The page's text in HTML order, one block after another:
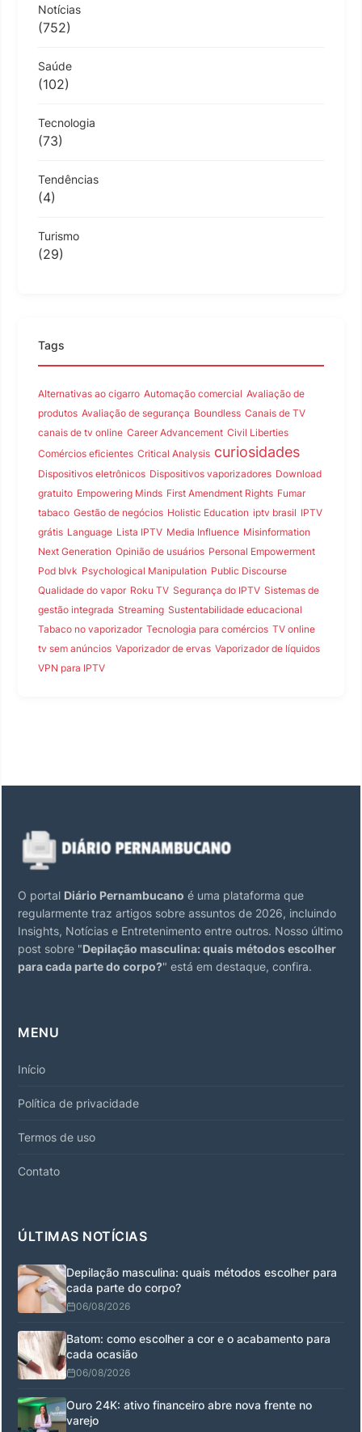
Notícias
(752)
Saúde
(102)
Tecnologia
(73)
Tendências
(4)
Turismo
(29)
Tags
Alternativas ao cigarro Automação comercial Avaliação de
produtos Avaliação de segurança Boundless Canais de TV
canais de tv online Career Advancement Civil Liberties
Comércios eficientes Critical Analysis curiosidades
Dispositivos eletrônicos Dispositivos vaporizadores Download
gratuito Empowering Minds First Amendment Rights Fumar
tabaco Gestão de negócios Holistic Education iptv brasil IPTV
grátis Language Lista IPTV Media Influence Misinformation
Next Generation Opinião de usuários Personal Empowerment
Pod blvk Psychological Manipulation Public Discourse
Qualidade do vapor Roku TV Segurança do IPTV Sistemas de
gestão integrada Streaming Sustentabilidade educacional
Tabaco no vaporizador Tecnologia para comércios TV online
tv sem anúncios Vaporizador de ervas Vaporizador de líquidos
VPN para IPTV
O portal Diário Pernambucano é uma plataforma que
regularmente traz artigos sobre assuntos de 2026, incluindo
Insights, Notícias e Entretenimento entre outros. Nosso último
post sobre "Depilação masculina: quais métodos escolher
para cada parte do corpo?" está em destaque, confira.
MENU
Início
Política de privacidade
Termos de uso
Contato
ÚLTIMAS NOTÍCIAS
Depilação masculina: quais métodos escolher para
cada parte do corpo?
06/08/2026
Batom: como escolher a cor e o acabamento para
cada ocasião
06/08/2026
Ouro 24K: ativo financeiro abre nova frente no
varejo